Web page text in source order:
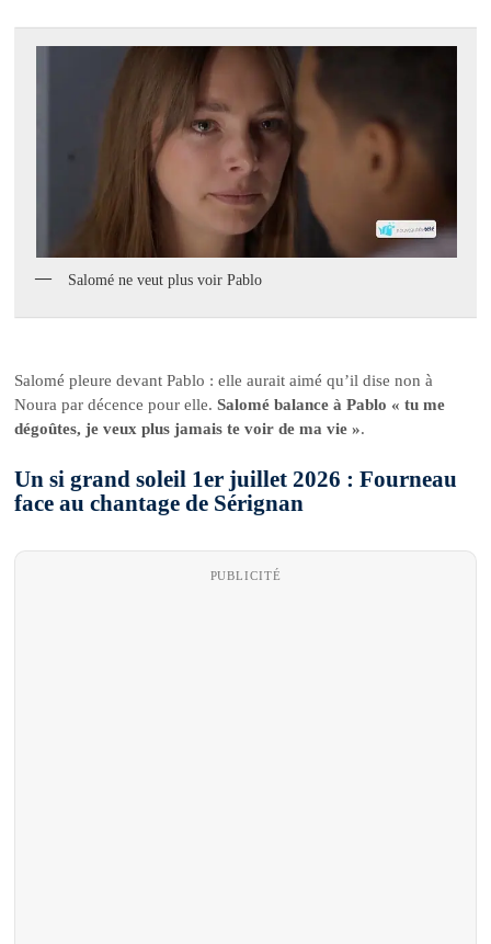
Salomé ne veut plus voir Pablo
Salomé pleure devant Pablo : elle aurait aimé qu’il dise non à
Noura par décence pour elle.Salomé balance à Pablo « tu me
dégoûtes, je veux plus jamais te voir de ma vie ».
Un si grand soleil 1er juillet 2026 : Fourneau
face au chantage de Sérignan
PUBLICITÉ